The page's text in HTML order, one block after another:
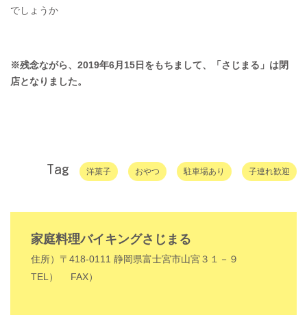
でしょうか
※残念ながら、2019年6月15日をもちまして、「さじまる」は閉
店となりました。
Tag 洋菓子 おやつ 駐車場あり 子連れ歓迎
家庭料理バイキングさじまる
住所）〒418-0111 静岡県富士宮市山宮３１－９
TEL）
FAX）